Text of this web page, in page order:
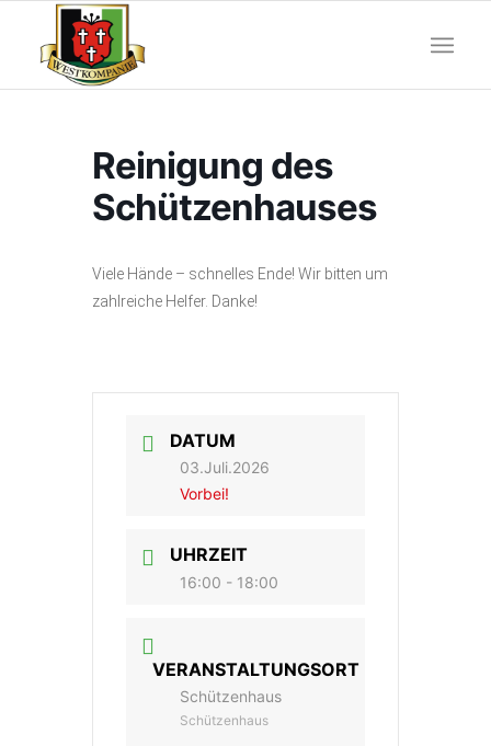
Reinigung des
Schützenhauses
Viele Hände – schnelles Ende! Wir bitten um
zahlreiche Helfer. Danke!
DATUM
03.Juli.2026
Vorbei!
UHRZEIT
16:00 - 18:00
VERANSTALTUNGSORT
Schützenhaus
Schützenhaus